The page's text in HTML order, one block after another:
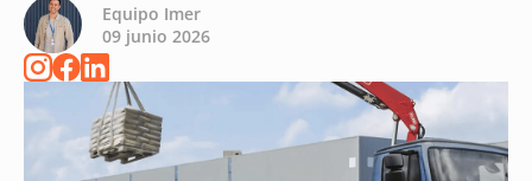
Equipo Imer
09 junio 2026